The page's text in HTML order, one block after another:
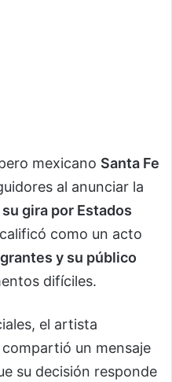
mexicano Santa Fe
al anunciar la
gira por Estados
como un acto
y su público
difíciles.
el artista
compartió un mensaje
su decisión responde